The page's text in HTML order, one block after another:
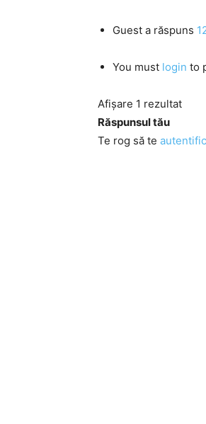
Guest a răspuns
You must login to
Afișare 1 rezultat
Răspunsul tău
Te rog să te